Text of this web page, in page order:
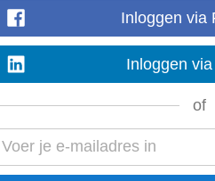
Marketeer
• Proof of concept in a week
Inloggen via
Inloggen
of